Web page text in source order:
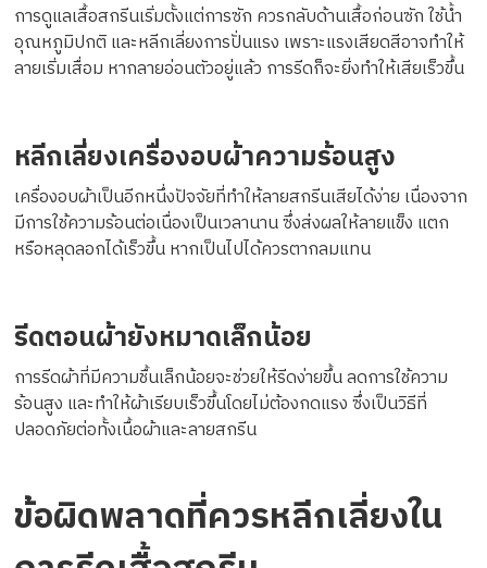
การดูแลเสื้อสกรีนเริ่มตั้งแต่การซัก ควรกลับด้านเสื้อก่อนซัก ใช้น้ำ
อุณหภูมิปกติ และหลีกเลี่ยงการปั่นแรง เพราะแรงเสียดสีอาจทำให้
ลายเริ่มเสื่อม หากลายอ่อนตัวอยู่แล้ว การรีดก็จะยิ่งทำให้เสียเร็วขึ้น
หลีกเลี่ยงเครื่องอบผ้าความร้อนสูง
เครื่องอบผ้าเป็นอีกหนึ่งปัจจัยที่ทำให้ลายสกรีนเสียได้ง่าย เนื่องจาก
มีการใช้ความร้อนต่อเนื่องเป็นเวลานาน ซึ่งส่งผลให้ลายแข็ง แตก
หรือหลุดลอกได้เร็วขึ้น หากเป็นไปได้ควรตากลมแทน
รีดตอนผ้ายังหมาดเล็กน้อย
การรีดผ้าที่มีความชื้นเล็กน้อยจะช่วยให้รีดง่ายขึ้น ลดการใช้ความ
ร้อนสูง และทำให้ผ้าเรียบเร็วขึ้นโดยไม่ต้องกดแรง ซึ่งเป็นวิธีที่
ปลอดภัยต่อทั้งเนื้อผ้าและลายสกรีน
ข้อผิดพลาดที่ควรหลีกเลี่ยงใน